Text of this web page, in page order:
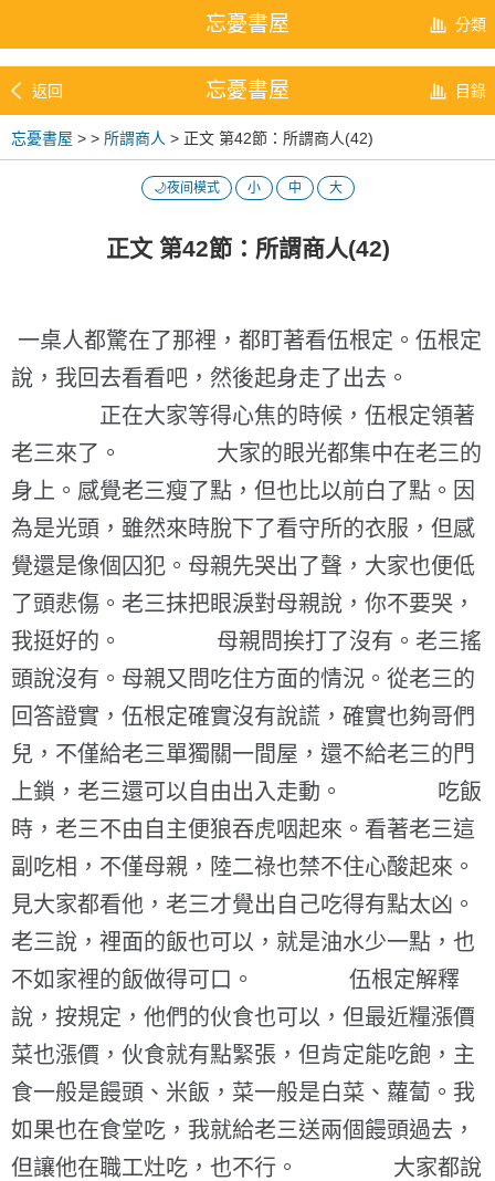
忘憂書屋 分類
返回 忘憂書屋 目錄
忘憂書屋 > > 所謂商人 > 正文 第42節：所謂商人(42)
🌙夜间模式 小 中 大
正文 第42節：所謂商人(42)
一桌人都驚在了那裡，都盯著看伍根定。伍根定
說，我回去看看吧，然後起身走了出去。
正在大家等得心焦的時候，伍根定領著
老三來了。 大家的眼光都集中在老三的
身上。感覺老三瘦了點，但也比以前白了點。因
為是光頭，雖然來時脫下了看守所的衣服，但感
覺還是像個囚犯。母親先哭出了聲，大家也便低
了頭悲傷。老三抹把眼淚對母親說，你不要哭，
我挺好的。 母親問挨打了沒有。老三搖
頭說沒有。母親又問吃住方面的情況。從老三的
回答證實，伍根定確實沒有說謊，確實也夠哥們
兒，不僅給老三單獨關一間屋，還不給老三的門
上鎖，老三還可以自由出入走動。 吃飯
時，老三不由自主便狼吞虎咽起來。看著老三這
副吃相，不僅母親，陸二祿也禁不住心酸起來。
見大家都看他，老三才覺出自己吃得有點太凶。
老三說，裡面的飯也可以，就是油水少一點，也
不如家裡的飯做得可口。 伍根定解釋
說，按規定，他們的伙食也可以，但最近糧漲價
菜也漲價，伙食就有點緊張，但肯定能吃飽，主
食一般是饅頭、米飯，菜一般是白菜、蘿蔔。我
如果也在食堂吃，我就給老三送兩個饅頭過去，
但讓他在職工灶吃，也不行。 大家都說